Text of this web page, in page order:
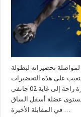
لمواصلة تحضيراته لبطولة
على هذه التحضيرات
كل من وائل جلوز وعصام تاج لتمكينهم من فترة راحة إلى غاية 02 جانفي
مستوى عضلة أسفل الساق